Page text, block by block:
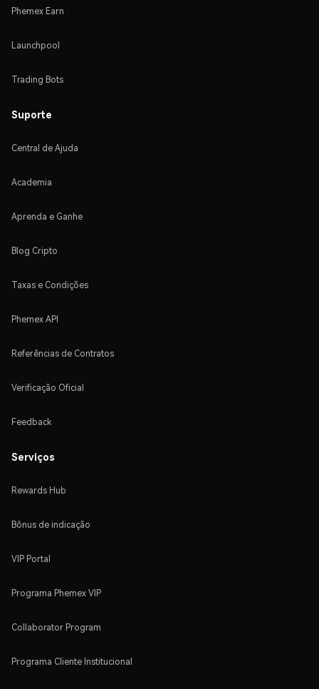
Phemex Earn
Launchpool
Trading Bots
Suporte
Central de Ajuda
Academia
Aprenda e Ganhe
Blog Cripto
Taxas e Condições
Phemex API
Referências de Contratos
Verificação Oficial
Feedback
Serviços
Rewards Hub
Bônus de indicação
VIP Portal
Programa Phemex VIP
Collaborator Program
Programa Cliente Institucional